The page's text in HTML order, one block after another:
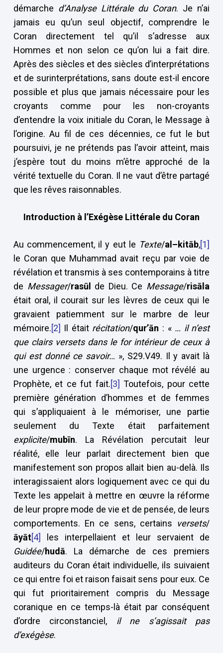
démarche d’Analyse Littérale du Coran. Je n’ai
jamais eu qu’un seul objectif, comprendre le
Coran directement tel qu’il s’adresse aux
Hommes et non selon ce qu’on lui a fait dire.
Après des siècles et des siècles d’interprétations
et de surinterprétations, sans doute est-il encore
possible et plus que jamais nécessaire pour les
croyants comme pour les non-croyants
d’entendre la voix initiale du Coran, le Message à
l’origine. Au fil de ces décennies, ce fut le but
poursuivi, je ne prétends pas l’avoir atteint, mais
j’espère tout du moins m’être approché de la
vérité textuelle du Coran. Il ne vaut d’être partagé
que les rêves raisonnables.
Introduction à l’Exégèse Littérale du Coran
Au commencement, il y eut le Texte/al–kitāb,[1]
le Coran que Muhammad avait reçu par voie de
révélation et transmis à ses contemporains à titre
de Messager/rasūl de Dieu. Ce Message/risā la
était oral, il courait sur les lèvres de ceux qui le
gravaient patiemment sur le marbre de leur
mémoire.[2] Il était récitation/qur’ān : « … il n’est
que clairs versets dans le for intérieur de ceux à
qui est donné ce savoir… », S29.V49. Il y avait là
une urgence : conserver chaque mot révélé au
Prophète, et ce fut fait.[3] Toutefois, pour cette
première génération d’hommes et de femmes
qui s’appliquaient à le mémoriser, une partie
seulement du Texte était parfaitement
explicite/mubīn. La Révélation percutait leur
réalité, elle leur parlait directement bien que
manifestement son propos allait bien au-delà. Ils
interagissaient alors logiquement avec ce qui du
Texte les appelait à mettre en œuvre la réforme
de leur propre mode de vie et de pensée, de leurs
comportements. En ce sens, certains versets/
āyāt[4]
les interpellaient et leur servaient de
Guidée/hudā. La démarche de ces premiers
auditeurs du Coran était individuelle, ils suivaient
ce qui entre foi et raison faisait sens pour eux. Ce
qui fut prioritairement compris du Message
coranique en ce temps-là était par conséquent
d’ordre circonstanciel, il ne s’agissait pas
d’exégèse.